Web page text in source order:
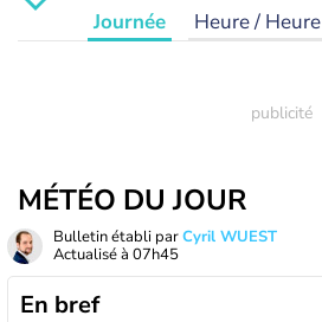
Journée Heure / Heure
MÉTÉO DU JOUR
Bulletin établi parCyril WUEST
Actualisé à 07h45
En bref